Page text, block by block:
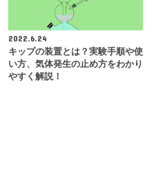
2022.6.24
キップの装置とは？実験手順や使
い方、気体発生の止め方をわかり
やすく解説！